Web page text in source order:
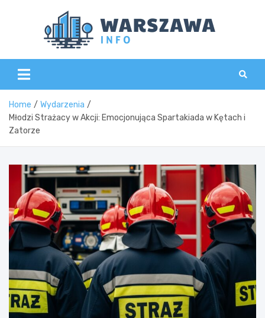
Home
Wydarzenia
Młodzi Strażacy w Akcji: Emocjonująca Spartakiada w Kętach i
Zatorze